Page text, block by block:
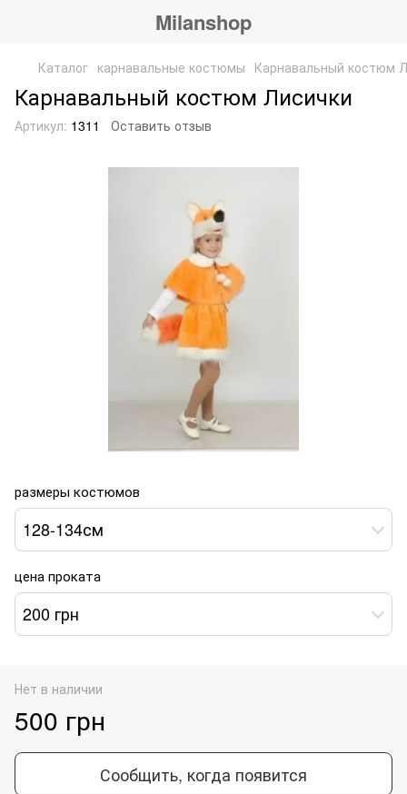
Milanshop
Каталог карнавальные костюмы Карнавальный костюм
Карнавальный костюм Лисички
Артикул: 1311 Оставить отзыв
размеры костюмов
128-134см
цена проката
200 грн
Нет в наличии
500 грн
Сообщить, когда появится